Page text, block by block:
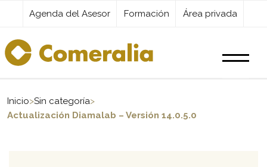
Agenda del Asesor Formación Área privada
Productos
Inicio>Sin categoría>
Actualización Diamalab – Versión 14.0.5.0